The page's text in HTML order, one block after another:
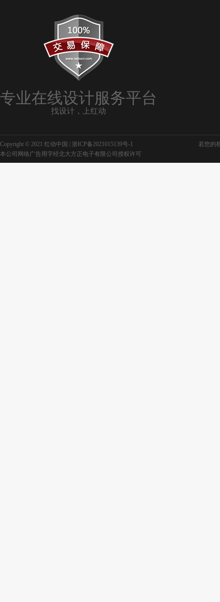
水墨山绿色
水墨山素材视频
专业在线设计服务平台
找设计，上红动
Copyright © 2021 红动中国 | 浙ICP备2021015139号-1
若您的
本公司网络广告用字经北大方正电子有限公司授权许可